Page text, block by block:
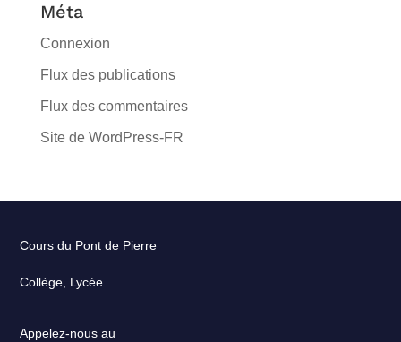
Méta
Connexion
Flux des publications
Flux des commentaires
Site de WordPress-FR
Cours du Pont de Pierre
Collège, Lycée
Appelez-nous au